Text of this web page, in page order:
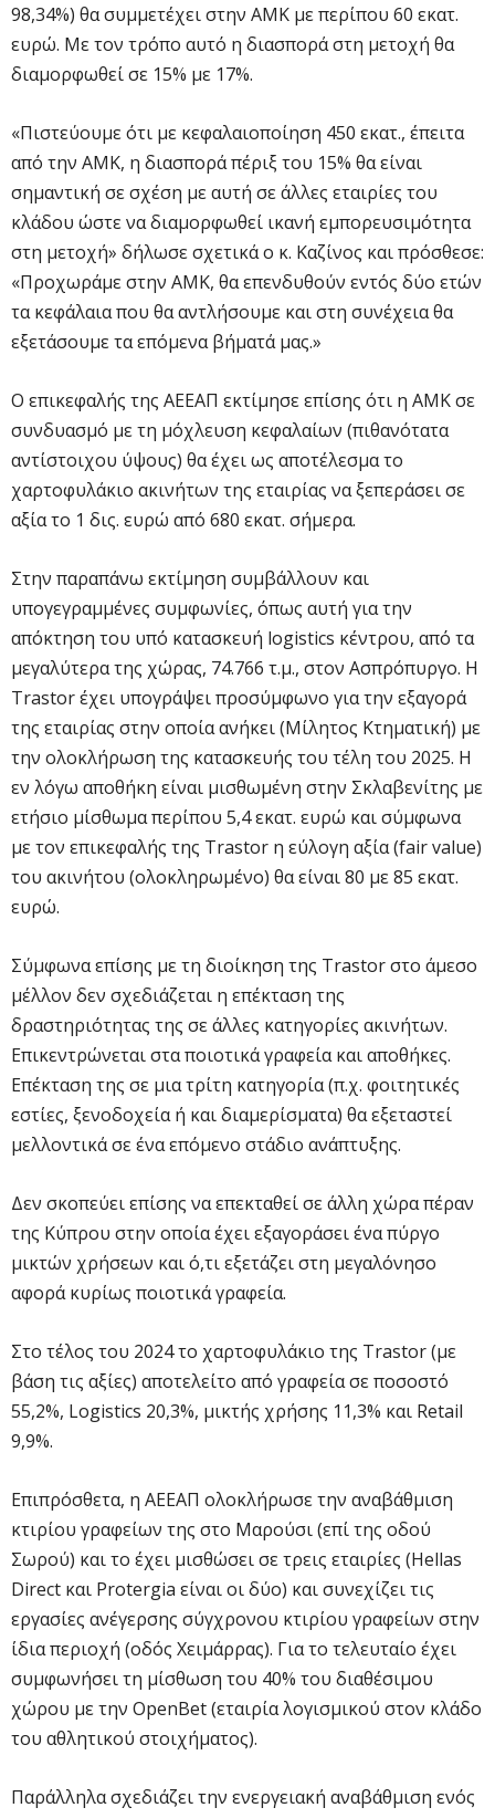
98,34%) θα συμμετέχει στην ΑΜΚ με περίπου 60 εκατ.
ευρώ. Με τον τρόπο αυτό η διασπορά στη μετοχή θα
διαμορφωθεί σε 15% με 17%.
«Πιστεύουμε ότι με κεφαλαιοποίηση 450 εκατ., έπειτα
από την ΑΜΚ, η διασπορά πέριξ του 15% θα είναι
σημαντική σε σχέση με αυτή σε άλλες εταιρίες του
κλάδου ώστε να διαμορφωθεί ικανή εμπορευσιμότητα
στη μετοχή» δήλωσε σχετικά ο κ. Καζίνος και πρόσθεσε:
«Προχωράμε στην ΑΜΚ, θα επενδυθούν εντός δύο ετών
τα κεφάλαια που θα αντλήσουμε και στη συνέχεια θα
εξετάσουμε τα επόμενα βήματά μας.»
Ο επικεφαλής της ΑΕΕΑΠ εκτίμησε επίσης ότι η ΑΜΚ σε
συνδυασμό με τη μόχλευση κεφαλαίων (πιθανότατα
αντίστοιχου ύψους) θα έχει ως αποτέλεσμα το
χαρτοφυλάκιο ακινήτων της εταιρίας να ξεπεράσει σε
αξία το 1 δις. ευρώ από 680 εκατ. σήμερα.
Στην παραπάνω εκτίμηση συμβάλλουν και
υπογεγραμμένες συμφωνίες, όπως αυτή για την
απόκτηση του υπό κατασκευή logistics κέντρου, από τα
μεγαλύτερα της χώρας, 74.766 τ.μ., στον Ασπρόπυργο. Η
Trastor έχει υπογράψει προσύμφωνο για την εξαγορά
της εταιρίας στην οποία ανήκει (Μίλητος Κτηματική) με
την ολοκλήρωση της κατασκευής του τέλη του 2025. Η
εν λόγω αποθήκη είναι μισθωμένη στην Σκλαβενίτης με
ετήσιο μίσθωμα περίπου 5,4 εκατ. ευρώ και σύμφωνα
με τον επικεφαλής της Trastor η εύλογη αξία (fair value)
του ακινήτου (ολοκληρωμένο) θα είναι 80 με 85 εκατ.
ευρώ.
Σύμφωνα επίσης με τη διοίκηση της Trastor στο άμεσο
μέλλον δεν σχεδιάζεται η επέκταση της
δραστηριότητας της σε άλλες κατηγορίες ακινήτων.
Επικεντρώνεται στα ποιοτικά γραφεία και αποθήκες.
Επέκταση της σε μια τρίτη κατηγορία (π.χ. φοιτητικές
εστίες, ξενοδοχεία ή και διαμερίσματα) θα εξεταστεί
μελλοντικά σε ένα επόμενο στάδιο ανάπτυξης.
Δεν σκοπεύει επίσης να επεκταθεί σε άλλη χώρα πέραν
της Κύπρου στην οποία έχει εξαγοράσει ένα πύργο
μικτών χρήσεων και ό,τι εξετάζει στη μεγαλόνησο
αφορά κυρίως ποιοτικά γραφεία.
Στο τέλος του 2024 το χαρτοφυλάκιο της Trastor (με
βάση τις αξίες) αποτελείτο από γραφεία σε ποσοστό
55,2%, Logistics 20,3%, μικτής χρήσης 11,3% και Retail
9,9%.
Επιπρόσθετα, η ΑΕΕΑΠ ολοκλήρωσε την αναβάθμιση
κτιρίου γραφείων της στο Μαρούσι (επί της οδού
Σωρού) και το έχει μισθώσει σε τρεις εταιρίες (Hellas
Direct και Protergia είναι οι δύο) και συνεχίζει τις
εργασίες ανέγερσης σύγχρονου κτιρίου γραφείων στην
ίδια περιοχή (οδός Χειμάρρας). Για το τελευταίο έχει
συμφωνήσει τη μίσθωση του 40% του διαθέσιμου
χώρου με την OpenBet (εταιρία λογισμικού στον κλάδο
του αθλητικού στοιχήματος).
Παράλληλα σχεδιάζει την ενεργειακή αναβάθμιση ενός